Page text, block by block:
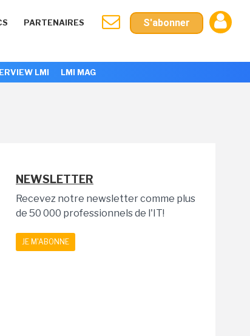
PARTENAIRES S'abonner
LMI LMI MAG
NEWSLETTER
Recevez notre newsletter comme plus
de 50 000 professionnels de l'IT!
JE M'ABONNE